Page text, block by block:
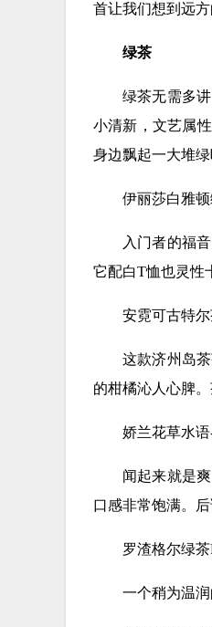
首让我们想到远方
绿茶
绿茶无需多
小清新，文艺属
身边飘起一大堆绿
伊丽莎白雅顿
入门者的福
它配白T恤也灵性
安霓可古特尔
这款济州岛
的柑橘沁人心脾
娇兰花草水语
闻起来就是
口感非常饱满。
罗渣格尔绿茶
一个稍为温